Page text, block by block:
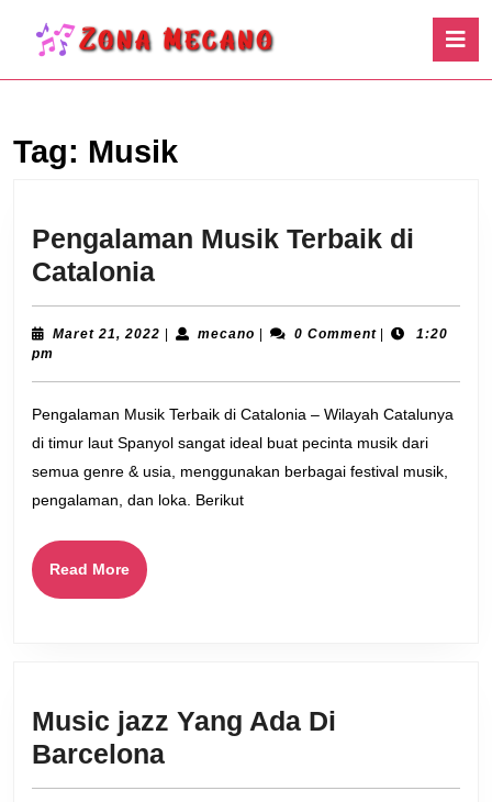
content
Tag: Musik
Pengalaman Musik Terbaik di
CataloniaPengalaman
Musik
Terbaik
Catalonia
Maret 21, 2022 Maretmecanomecano0 Comment
1:20
pm
Pengalaman Musik Terbaik di Catalonia – Wilayah Catalunya
di timur laut Spanyol sangat ideal buat pecinta musik dari
semua genre & usia, menggunakan berbagai festival musik,
pengalaman, dan loka. Berikut
Read MoreRead
More
Music jazz Yang Ada Di
BarcelonaMusic
jazz